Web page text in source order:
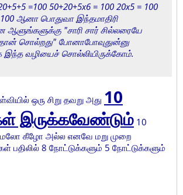
=100 50+20+5x6 = 100 20x5 = 100
100 ஆனா பொதுவா இந்தமாதிரி
ஆளுங்களுக்கு "சாரி சார் சில்லரையே
சொல்றது" போனாபோவுதுன்னு
இந்த வழியைச் சொல்லியிருக்கோம்.
ஒரு சிறு தவறு அது 10
இருக்கவேண்டும் 10
கீழோ அல்ல எனவே மறு முறை
பதிலில் 8 நோட்டுக்களும் 5 நோட்டுக்களும்